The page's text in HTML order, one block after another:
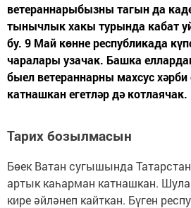
ветераннарыбызны тагын да
тынычлык хакы турында кабат
бу. 9 Май көнне республикада
чаралары узачак. Башка
быел ветераннарны махсус
катнашкан егетләр дә котлаячак.
Тарих бозылмасын
Бөек Ватан сугышында
артык каһарман катнашкан.
кире әйләнеп кайткан. Бүген